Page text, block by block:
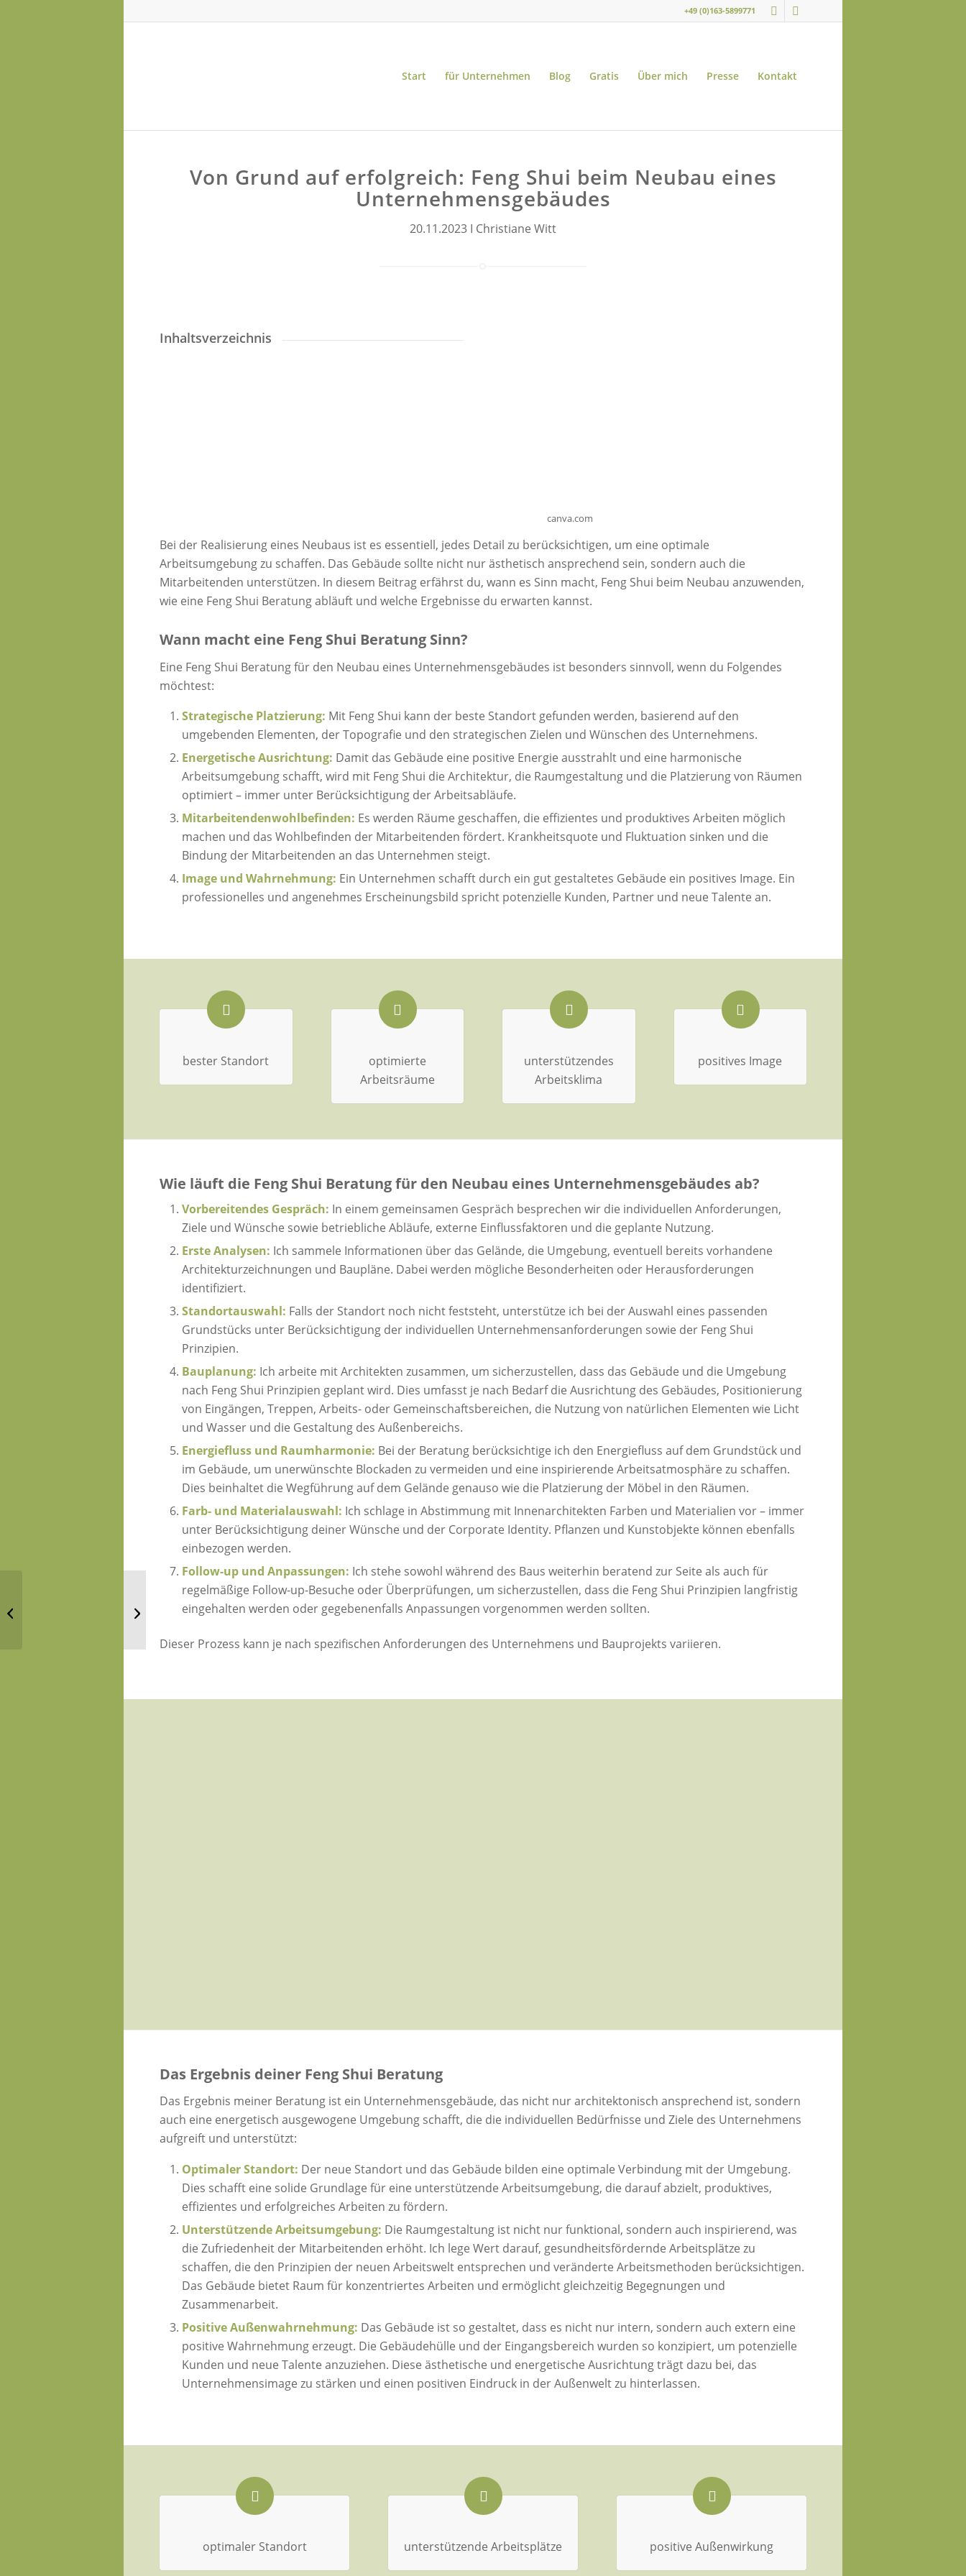
+49 (0)163-5899771
Start für Unternehmen Blog Gratis Über mich Presse Kontakt
Von Grund auf erfolgreich: Feng Shui beim Neubau eines
Unternehmensgebäudes
20.11.2023 I Christiane Witt
Inhaltsverzeichnis
canva.com
Bei der Realisierung eines Neubaus ist es essentiell, jedes Detail zu berücksichtigen, um eine optimale
Arbeitsumgebung zu schaffen. Das Gebäude sollte nicht nur ästhetisch ansprechend sein, sondern auch die
Mitarbeitenden unterstützen. In diesem Beitrag erfährst du, wann es Sinn macht, Feng Shui beim Neubau anzuwenden,
wie eine Feng Shui Beratung abläuft und welche Ergebnisse du erwarten kannst.
Wann macht eine Feng Shui Beratung Sinn?
Eine Feng Shui Beratung für den Neubau eines Unternehmensgebäudes ist besonders sinnvoll, wenn du Folgendes
möchtest:
Strategische Platzierung: Mit Feng Shui kann der beste Standort gefunden werden, basierend auf den
umgebenden Elementen, der Topografie und den strategischen Zielen und Wünschen des Unternehmens.
Energetische Ausrichtung: Damit das Gebäude eine positive Energie ausstrahlt und eine harmonische
Arbeitsumgebung schafft, wird mit Feng Shui die Architektur, die Raumgestaltung und die Platzierung von Räumen
optimiert – immer unter Berücksichtigung der Arbeitsabläufe.
Mitarbeitendenwohlbefinden: Es werden Räume geschaffen, die effizientes und produktives Arbeiten möglich
machen und das Wohlbefinden der Mitarbeitenden fördert. Krankheitsquote und Fluktuation sinken und die
Bindung der Mitarbeitenden an das Unternehmen steigt.
Image und Wahrnehmung: Ein Unternehmen schafft durch ein gut gestaltetes Gebäude ein positives Image. Ein
professionelles und angenehmes Erscheinungsbild spricht potenzielle Kunden, Partner und neue Talente an.
bester Standort
optimierte
Arbeitsräume
unterstützendes
Arbeitsklima
positives Image
Wie läuft die Feng Shui Beratung für den Neubau eines Unternehmensgebäudes ab?
Vorbereitendes Gespräch: In einem gemeinsamen Gespräch besprechen wir die individuellen Anforderungen,
Ziele und Wünsche sowie betriebliche Abläufe, externe Einflussfaktoren und die geplante Nutzung.
Erste Analysen: Ich sammele Informationen über das Gelände, die Umgebung, eventuell bereits vorhandene
Architekturzeichnungen und Baupläne. Dabei werden mögliche Besonderheiten oder Herausforderungen
identifiziert.
Standortauswahl: Falls der Standort noch nicht feststeht, unterstütze ich bei der Auswahl eines passenden
Grundstücks unter Berücksichtigung der individuellen Unternehmensanforderungen sowie der Feng Shui
Prinzipien.
Bauplanung: Ich arbeite mit Architekten zusammen, um sicherzustellen, dass das Gebäude und die Umgebung
nach Feng Shui Prinzipien geplant wird. Dies umfasst je nach Bedarf die Ausrichtung des Gebäudes, Positionierung
von Eingängen, Treppen, Arbeits- oder Gemeinschaftsbereichen, die Nutzung von natürlichen Elementen wie Licht
und Wasser und die Gestaltung des Außenbereichs.
Energiefluss und Raumharmonie: Bei der Beratung berücksichtige ich den Energiefluss auf dem Grundstück und
im Gebäude, um unerwünschte Blockaden zu vermeiden und eine inspirierende Arbeitsatmosphäre zu schaffen.
Dies beinhaltet die Wegführung auf dem Gelände genauso wie die Platzierung der Möbel in den Räumen.
Farb- und Materialauswahl: Ich schlage in Abstimmung mit Innenarchitekten Farben und Materialien vor – immer
unter Berücksichtigung deiner Wünsche und der Corporate Identity. Pflanzen und Kunstobjekte können ebenfalls
einbezogen werden.
Follow-up und Anpassungen: Ich stehe sowohl während des Baus weiterhin beratend zur Seite als auch für
regelmäßige Follow-up-Besuche oder Überprüfungen, um sicherzustellen, dass die Feng Shui Prinzipien langfristig
eingehalten werden oder gegebenenfalls Anpassungen vorgenommen werden sollten.
Dieser Prozess kann je nach spezifischen Anforderungen des Unternehmens und Bauprojekts variieren.
Das Ergebnis deiner Feng Shui Beratung
Das Ergebnis meiner Beratung ist ein Unternehmensgebäude, das nicht nur architektonisch ansprechend ist, sondern
auch eine energetisch ausgewogene Umgebung schafft, die die individuellen Bedürfnisse und Ziele des Unternehmens
aufgreift und unterstützt:
Optimaler Standort: Der neue Standort und das Gebäude bilden eine optimale Verbindung mit der Umgebung.
Dies schafft eine solide Grundlage für eine unterstützende Arbeitsumgebung, die darauf abzielt, produktives,
effizientes und erfolgreiches Arbeiten zu fördern.
Unterstützende Arbeitsumgebung: Die Raumgestaltung ist nicht nur funktional, sondern auch inspirierend, was
die Zufriedenheit der Mitarbeitenden erhöht. Ich lege Wert darauf, gesundheitsfördernde Arbeitsplätze zu
schaffen, die den Prinzipien der neuen Arbeitswelt entsprechen und veränderte Arbeitsmethoden berücksichtigen.
Das Gebäude bietet Raum für konzentriertes Arbeiten und ermöglicht gleichzeitig Begegnungen und
Zusammenarbeit.
Positive Außenwahrnehmung: Das Gebäude ist so gestaltet, dass es nicht nur intern, sondern auch extern eine
positive Wahrnehmung erzeugt. Die Gebäudehülle und der Eingangsbereich wurden so konzipiert, um potenzielle
Kunden und neue Talente anzuziehen. Diese ästhetische und energetische Ausrichtung trägt dazu bei, das
Unternehmensimage zu stärken und einen positiven Eindruck in der Außenwelt zu hinterlassen.
optimaler Standort unterstützende Arbeitsplätze positive Außenwirkung
Feng Shui im
Funktionsbereich:
Erfolgsfaktor für
Arbeitsabläufe